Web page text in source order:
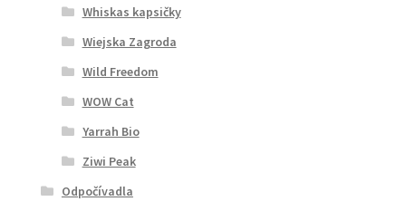
Whiskas kapsičky
Wiejska Zagroda
Wild Freedom
WOW Cat
Yarrah Bio
Ziwi Peak
Odpočívadla